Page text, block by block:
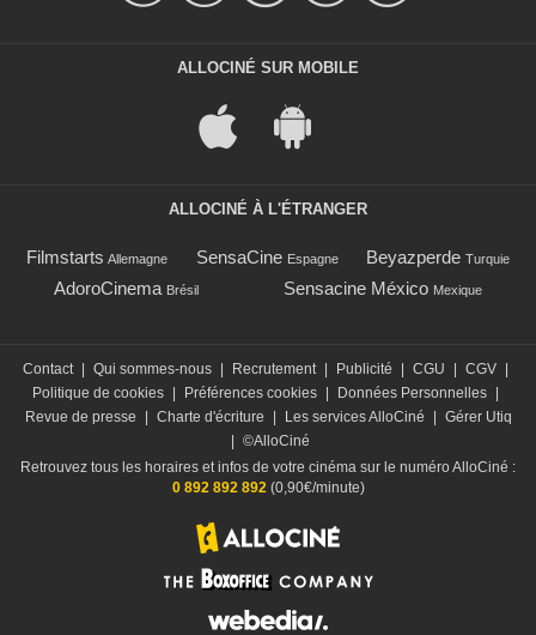
ALLOCINÉ SUR MOBILE
ALLOCINÉ À L'ÉTRANGER
Filmstarts Allemagne SensaCine Espagne Beyazperde Turquie
AdoroCinema Brésil Sensacine México Mexique
Contact Qui sommes-nous Recrutement Publicité CGU CGV
Politique de cookies
Préférences cookies Données Personnelles
Revue de presse
Charte d'écriture Les services AlloCiné
Gérer Utiq
©AlloCiné
Retrouvez tous les horaires et infos de votre cinéma sur le numéro AlloCiné :
0 892 892 892(0,90€/minute)